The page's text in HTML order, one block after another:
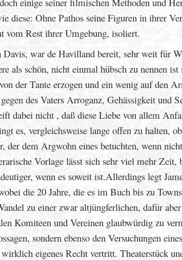
diese: Ohne Pathos seine Figuren in ihrer
vom Rest ihrer Umgebung, isoliert.
Davis, war de Havilland bereit, sehr weit für
als schön, nicht einmal hübsch zu nennen
der Tante erzogen und ein wenig auf den
des Vaters Arroganz, Gehässigkeit
dabei nicht , daß diese Liebe von allem
es, vergleichsweise lange offen zu halten,
der dem Argwohn eines betuchten, wenn
Vorlage lässt sich sehr viel mehr
wenn es soweit ist.Allerdings legt
die 20 Jahre, die es im Buch bis zu
zu einer zwar altjüngferlichen, dafür
Komiteen und Vereinen glaubwürdig zu
sondern ebenso den Versuchungen
eigenes Recht vertritt. Theaterstück